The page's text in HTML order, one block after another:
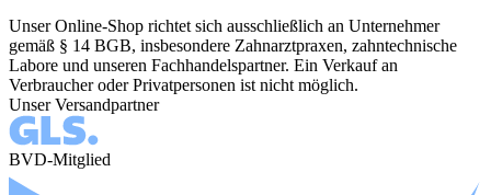
Unser Online-Shop richtet sich ausschließlich an Unternehmer
gemäß § 14 BGB, insbesondere Zahnarztpraxen, zahntechnische
Labore und unseren Fachhandelspartner. Ein Verkauf an
Verbraucher oder Privatpersonen ist nicht möglich.
Unser Versandpartner
BVD-Mitglied